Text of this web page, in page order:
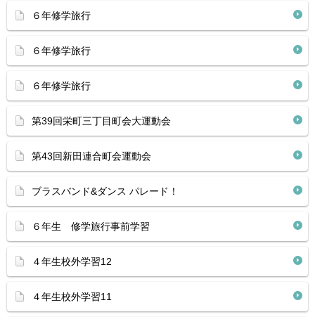
６年修学旅行
６年修学旅行
６年修学旅行
第39回栄町三丁目町会大運動会
第43回新田連合町会運動会
ブラスバンド&ダンス パレード！
６年生 修学旅行事前学習
４年生校外学習12
４年生校外学習11